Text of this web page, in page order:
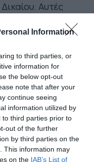
Information
to third parties, or
information for
the below opt-out
note that after your
continue seeing
information utilized by
to third parties prior to
out of the further
by third parties on the
This information may
on the IAB’s List of
Αυτές
«περιττούς
δράκους.
αυτή
η
ότι το